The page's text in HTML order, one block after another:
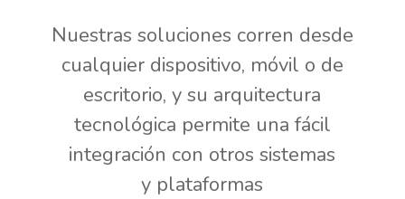
Nuestras soluciones corren desde
cualquier dispositivo, móvil o de
escritorio, y su arquitectura
tecnológica permite una fácil
integración con otros sistemas
y plataformas